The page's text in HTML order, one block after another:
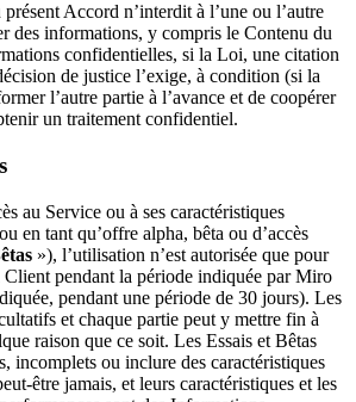
Accord n’interdit à l’une ou l’autre
des informations, y compris le Contenu du
confidentielles, si la Loi, une citation
de justice l’exige, à condition (si la
l’autre partie à l’avance et de coopérer
un traitement confidentiel.
au Service ou à ses caractéristiques
en tant qu’offre alpha, bêta ou d’accès
»), l’utilisation n’est autorisée que pour
Client pendant la période indiquée par Miro
pendant une période de 30 jours). Les
et chaque partie peut y mettre fin à
raison que ce soit. Les Essais et Bêtas
incomplets ou inclure des caractéristiques
être jamais, et leurs caractéristiques et les